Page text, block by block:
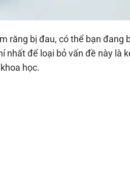
răng bị đau, có thể bạn đang
nhất để loại bỏ vấn đề này là
học.